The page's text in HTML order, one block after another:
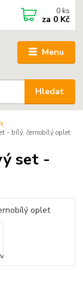
Menu
Hledat
0 ks
za 0 Kč
- bílý, černobílý oplet
set -